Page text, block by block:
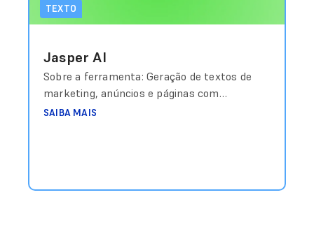
TEXTO
Jasper AI
Sobre a ferramenta: Geração de textos de
marketing, anúncios e páginas com
templates otimizados. Custo aproximado:
SAIBA MAIS